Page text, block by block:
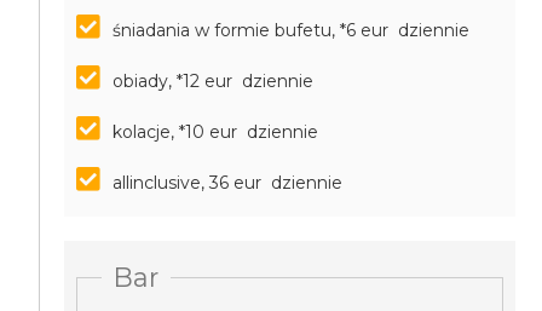
śniadania w formie bufetu, *6 eur dziennie
obiady, *12 eur dziennie
kolacje, *10 eur dziennie
allinclusive, 36 eur dziennie
Bar